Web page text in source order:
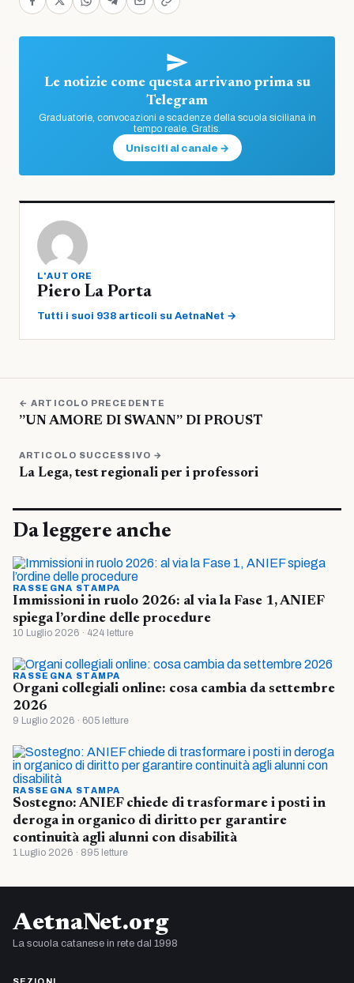
Le notizie come questa arrivano prima su
Telegram
Graduatorie, convocazioni e scadenze della scuola siciliana in
tempo reale. Gratis.
Unisciti al canale →
L'AUTORE
Piero La Porta
Tutti i suoi 938 articoli su AetnaNet →
← ARTICOLO PRECEDENTE
”UN AMORE DI SWANN” DI PROUST
ARTICOLO SUCCESSIVO →
La Lega, test regionali per i professori
Da leggere anche
RASSEGNA STAMPA
Immissioni in ruolo 2026: al via la Fase 1, ANIEF
spiega l’ordine delle procedure
10 Luglio 2026 · 424 letture
RASSEGNA STAMPA
Organi collegiali online: cosa cambia da settembre
2026
9 Luglio 2026 · 605 letture
RASSEGNA STAMPA
Sostegno: ANIEF chiede di trasformare i posti in
deroga in organico di diritto per garantire
continuità agli alunni con disabilità
1 Luglio 2026 · 895 letture
AetnaNet.org
La scuola catanese in rete dal 1998